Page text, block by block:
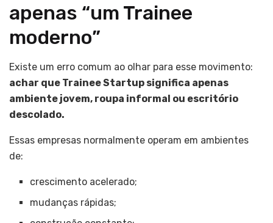
apenas “um Trainee
moderno”
Existe um erro comum ao olhar para esse movimento:
achar que Trainee Startup significa apenas
ambiente jovem, roupa informal ou escritório
descolado.
Essas empresas normalmente operam em ambientes
de:
crescimento acelerado;
mudanças rápidas;